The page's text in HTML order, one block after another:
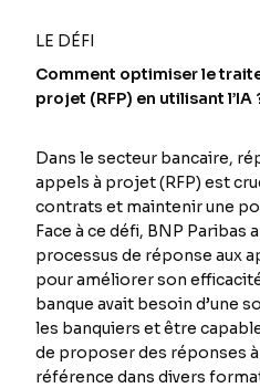
LE DÉFI
Comment optimiser le
projet (RFP) en utilisant l’IA
Dans le secteur bancaire,
appels à projet (RFP) est
contrats et maintenir une
Face à ce défi, BNP Paribas
processus de réponse aux
pour améliorer son
banque avait besoin d’une
les banquiers et être
de proposer des réponses
référence dans divers